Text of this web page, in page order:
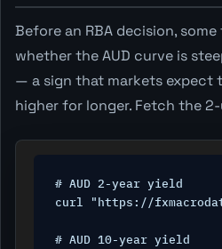
Before an RBA decision,
whether the AUD curve is
— a sign that markets expect
higher for longer. Fetch the
# AUD 2-year yield
curl "https://
# AUD 10-year yield